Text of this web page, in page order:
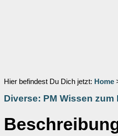
Hier befindest Du Dich jetzt: Home
Diverse: PM Wissen